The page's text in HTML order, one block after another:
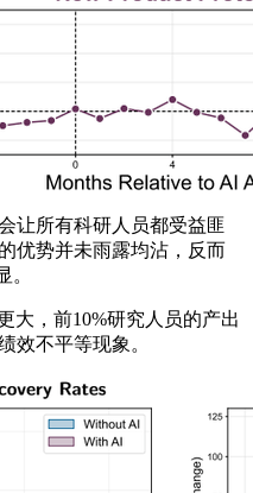
所有科研人员都受益匪
优势并未雨露均沾，反而
。
，前10%研究人员的产出
效不平等现象。